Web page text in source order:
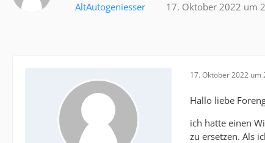
AltAutogeniesser 17. Oktober 2022 um
17. Oktober 2022 um
Hallo liebe
ich hatte einen
zu ersetzen. Als